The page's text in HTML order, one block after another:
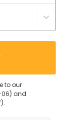
esittelyjä laivan
joten
to our
and